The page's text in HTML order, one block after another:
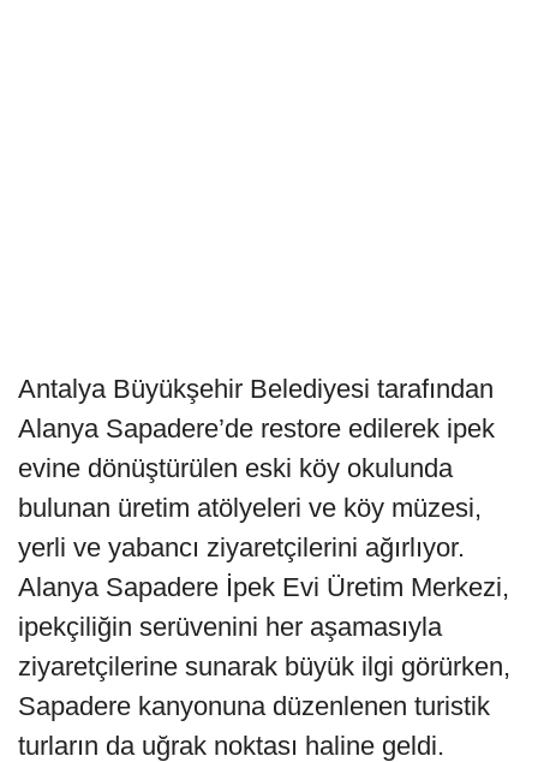
Antalya Büyükşehir Belediyesi tarafından
Alanya Sapadere’de restore edilerek ipek
evine dönüştürülen eski köy okulunda
bulunan üretim atölyeleri ve köy müzesi,
yerli ve yabancı ziyaretçilerini ağırlıyor.
Alanya Sapadere İpek Evi Üretim Merkezi,
ipekçiliğin serüvenini her aşamasıyla
ziyaretçilerine sunarak büyük ilgi görürken,
Sapadere kanyonuna düzenlenen turistik
turların da uğrak noktası haline geldi.